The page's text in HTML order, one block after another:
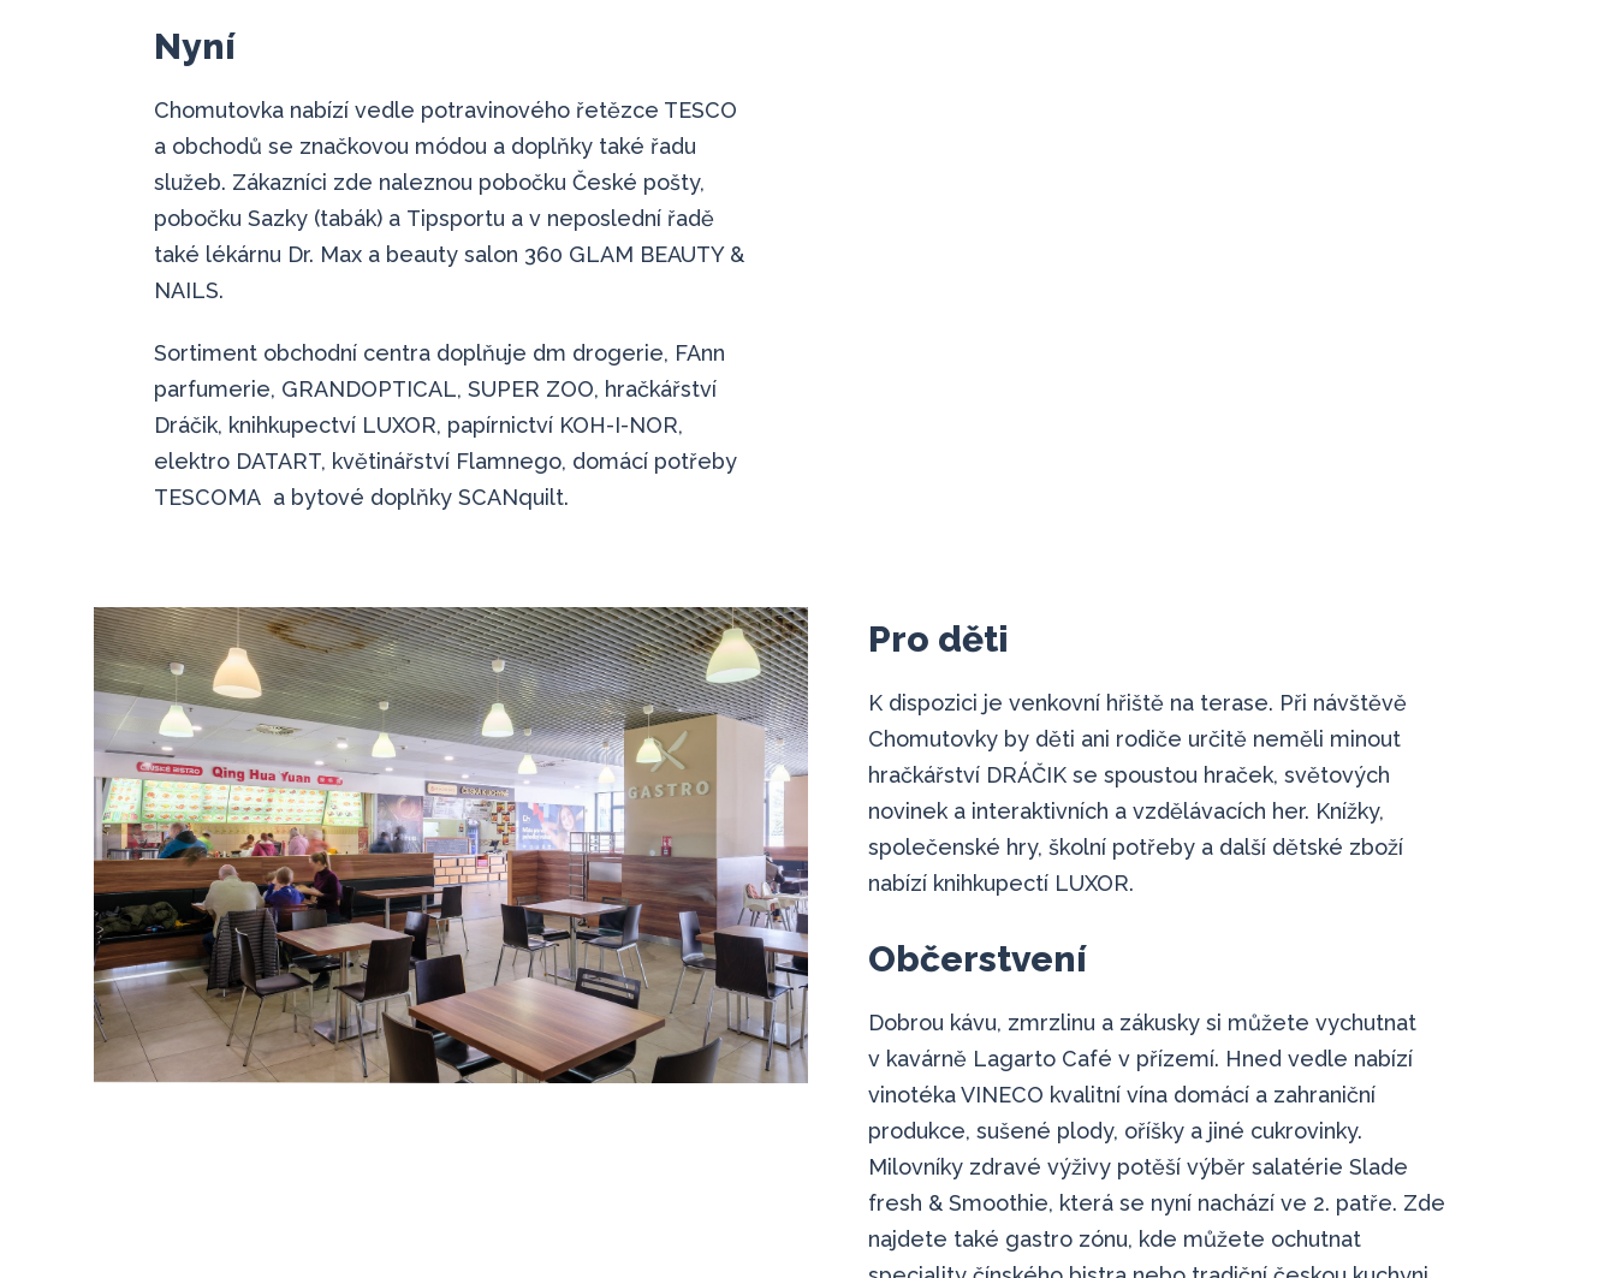
Nyní
Chomutovka nabízí vedle potravinového řetězce TESCO
a obchodů se značkovou módou a doplňky také řadu
služeb. Zákazníci zde naleznou pobočku České pošty,
pobočku Sazky (tabák) a Tipsportu a v neposlední řadě
také lékárnu Dr. Max a beauty salon 360 GLAM BEAUTY &
NAILS.
Sortiment obchodní centra doplňuje dm drogerie, FAnn
parfumerie, GRANDOPTICAL, SUPER ZOO, hračkářství
Dráčik, knihkupectví LUXOR, papírnictví KOH-I-NOR,
elektro DATART, květinářství Flamnego, domácí potřeby
TESCOMA a bytové doplňky SCANquilt.
Pro děti
K dispozici je venkovní hřiště na terase. Při návštěvě
Chomutovky by děti ani rodiče určitě neměli minout
hračkářství DRÁČIK se spoustou hraček, světových
novinek a interaktivních a vzdělávacích her. Knížky,
společenské hry, školní potřeby a další dětské zboží
nabízí knihkupectí LUXOR.
Občerstvení
Dobrou kávu, zmrzlinu a zákusky si můžete vychutnat
v kavárně Lagarto Café v přízemí. Hned vedle nabízí
vinotéka VINECO kvalitní vína domácí a zahraniční
produkce, sušené plody, oříšky a jiné cukrovinky.
Milovníky zdravé výživy potěší výběr salatérie Slade
fresh & Smoothie, která se nyní nachází ve 2. patře. Zde
najdete také gastro zónu, kde můžete ochutnat